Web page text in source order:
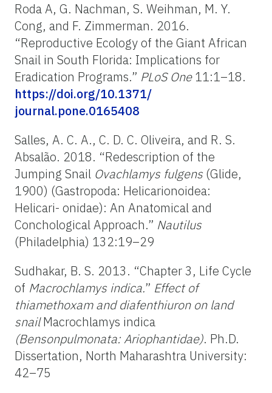
Roda A, G. Nachman, S. Weihman, M. Y.
Cong, and F. Zimmerman. 2016.
“Reproductive Ecology of the Giant African
Snail in South Florida: Implications for
Eradication Programs.” PLoS One11:1–18.
https://doi.org/10.1371/
journal.pone.0165408
Salles, A. C. A., C. D. C. Oliveira, and R. S.
Absalão. 2018. “Redescription of the
Jumping Snail Ovachlamys fulgens (Glide,
1900) (Gastropoda: Helicarionoidea:
Helicari- onidae): An Anatomical and
Conchological Approach.” Nautilus
(Philadelphia) 132:19–29
Sudhakar, B. S. 2013. “Chapter 3, Life Cycle
of Macrochlamys indica.” Effect of
thiamethoxam and diafenthiuronon land
snailMacrochlamys indica
(Bensonpulmonata:Ariophantidae). Ph.D.
Dissertation, North Maharashtra University:
42–75